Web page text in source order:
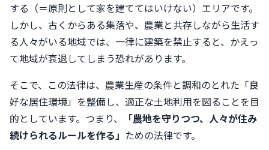
する（＝原則として家を建ててはいけない）エリアです。
しかし、古くからある集落や、農業と共存しながら生活す
る人々がいる地域では、一律に建築を禁止すると、かえっ
て地域が衰退してしまう恐れがあります。
そこで、この法律は、農業生産の条件と調和のとれた「良
好な居住環境」を整備し、適正な土地利用を図ることを目
的としています。つまり、
「農地を守りつつ、人々が住み
続けられるルールを作る」 ための法律です。